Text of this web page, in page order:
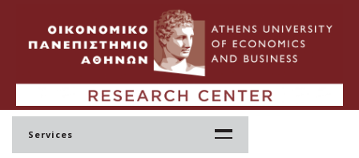
Services